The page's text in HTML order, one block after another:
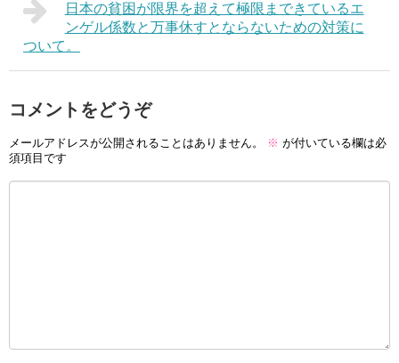
日本の貧困が限界を超えて極限まできているエ
ンゲル係数と万事休すとならないための対策に
ついて。
コメントをどうぞ
メールアドレスが公開されることはありません。 ※ が付いている欄は必
須項目です